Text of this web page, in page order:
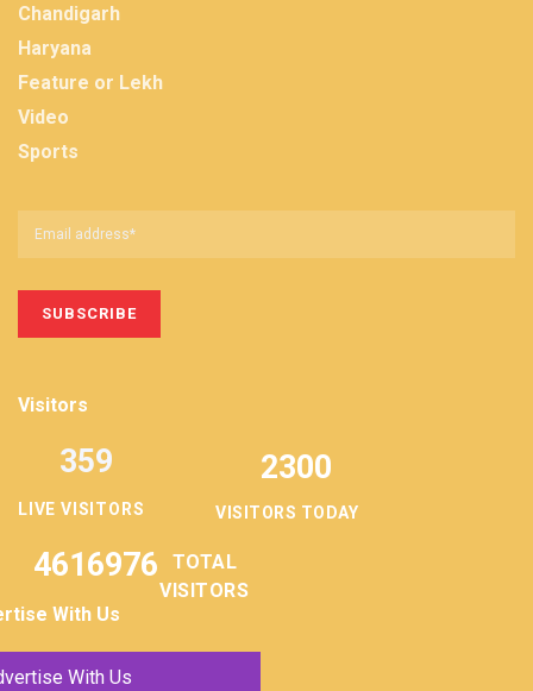
Chandigarh
Haryana
Feature or Lekh
Video
Sports
Visitors
LIVE VISITORS
359 2300
VISITORS TODAY
4616976
TOTAL
VISITORS
With Us
With Us